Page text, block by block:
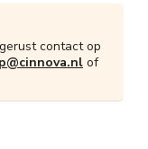
contact op
of